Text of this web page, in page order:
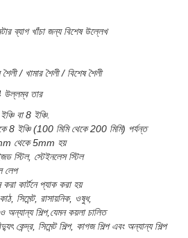
ব্যাগ খাঁচা জন্য বিশেষ উল্লেখ
/ খামার শৈলী / বিশেষ শৈলী
তার
বা 8 ইঞ্চি.
8 ইঞ্চি (100 মিমি থেকে 200 মিমি) পর্যন্ত
থেকে 5mm হয়
স্টিল, স্টেইনলেস স্টিল
লেপ
করা কার্টনে প্যাক করা হয়
সিমেন্ট, রাসায়নিক, ওষুধ,
অন্যান্য শিল্প,যেমন কয়লা চালিত
কেন্দ্র, সিমেন্ট শিল্প, কাগজ শিল্প এবং অন্যান্য শিল্প